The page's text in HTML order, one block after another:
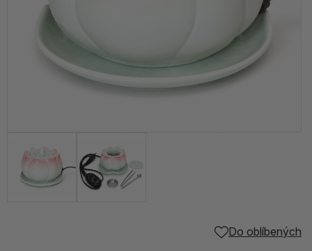
Do oblíbených